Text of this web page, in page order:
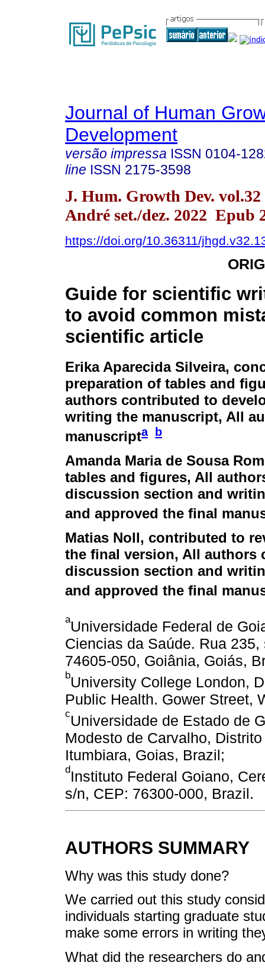
Journal of Human
Development
versão impressa ISSN 0104-
line ISSN 2175-3598
J. Hum. Growth Dev. vol.32
André set./dez. 2022 Epub
https://doi.org/10.36311/
Guide for scientific
to avoid common
scientific article
Erika Aparecida Silveira,
preparation of tables and
authors contributed to
writing the manuscript, All
manuscripta b
Amanda Maria de Sousa
tables and figures, All
discussion section and
and approved the final
Matias Noll, contributed to
the final version, All authors
discussion section and
and approved the final
aUniversidade Federal de
Ciencias da Saúde. Rua
74605-050, Goiânia, Goiás,
bUniversity College London,
Public Health. Gower Street,
cUniversidade de Estado de
Modesto de Carvalho,
Itumbiara, Goias, Brazil;
dInstituto Federal Goiano,
s/n, CEP: 76300-000, Brazil.
AUTHORS SUMMARY
Why was this study done?
We carried out this study
individuals starting graduate
make some errors in writing
What did the researchers do